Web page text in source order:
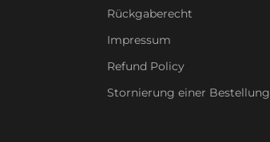
Rückgaberecht
Impressum
Refund Policy
Stornierung einer Bestellung